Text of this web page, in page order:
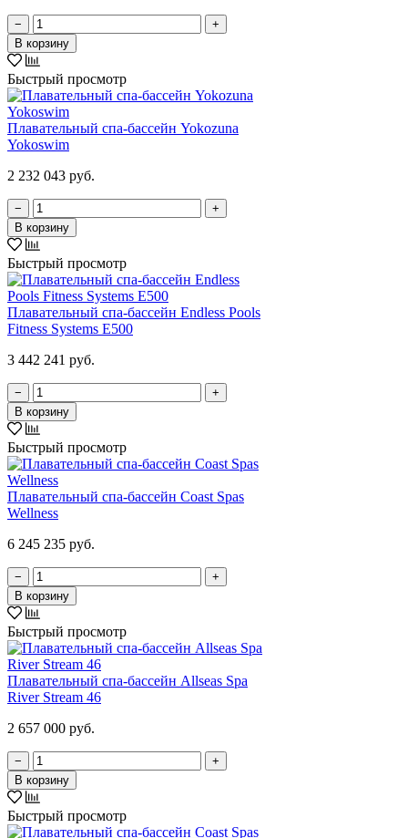
−
+
В корзину
Быстрый просмотр
Плавательный спа-бассейн Yokozuna
Yokoswim
2 232 043 руб.
−
+
В корзину
Быстрый просмотр
Плавательный спа-бассейн Endless Pools
Fitness Systems E500
3 442 241 руб.
−
+
В корзину
Быстрый просмотр
Плавательный спа-бассейн Coast Spas
Wellness
6 245 235 руб.
−
+
В корзину
Быстрый просмотр
Плавательный спа-бассейн Allseas Spa
River Stream 46
2 657 000 руб.
−
+
В корзину
Быстрый просмотр